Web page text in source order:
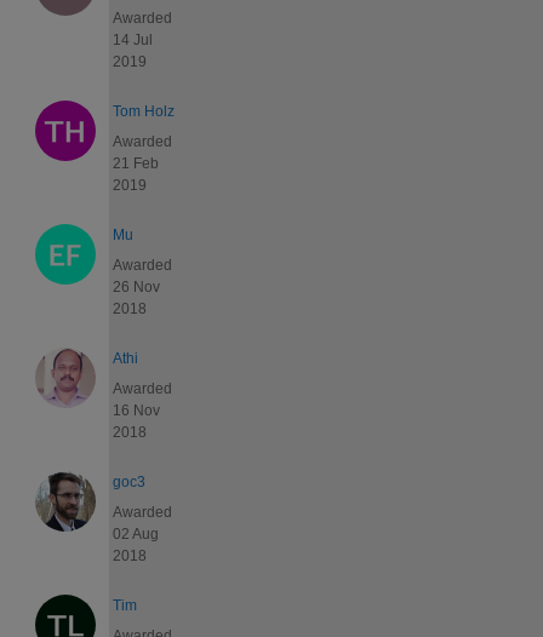
Awarded
14 Jul
2019
Tom Holz
Awarded
21 Feb
2019
Mu
Awarded
26 Nov
2018
Athi
Awarded
16 Nov
2018
goc3
Awarded
02 Aug
2018
Tim